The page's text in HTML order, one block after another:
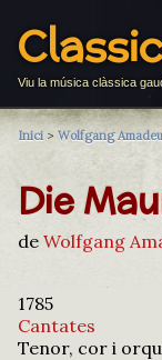
Viu la música clàssica
Inici > Wolfgang
Die
de Wolfgang
1785
Cantates
Tenor, cor i